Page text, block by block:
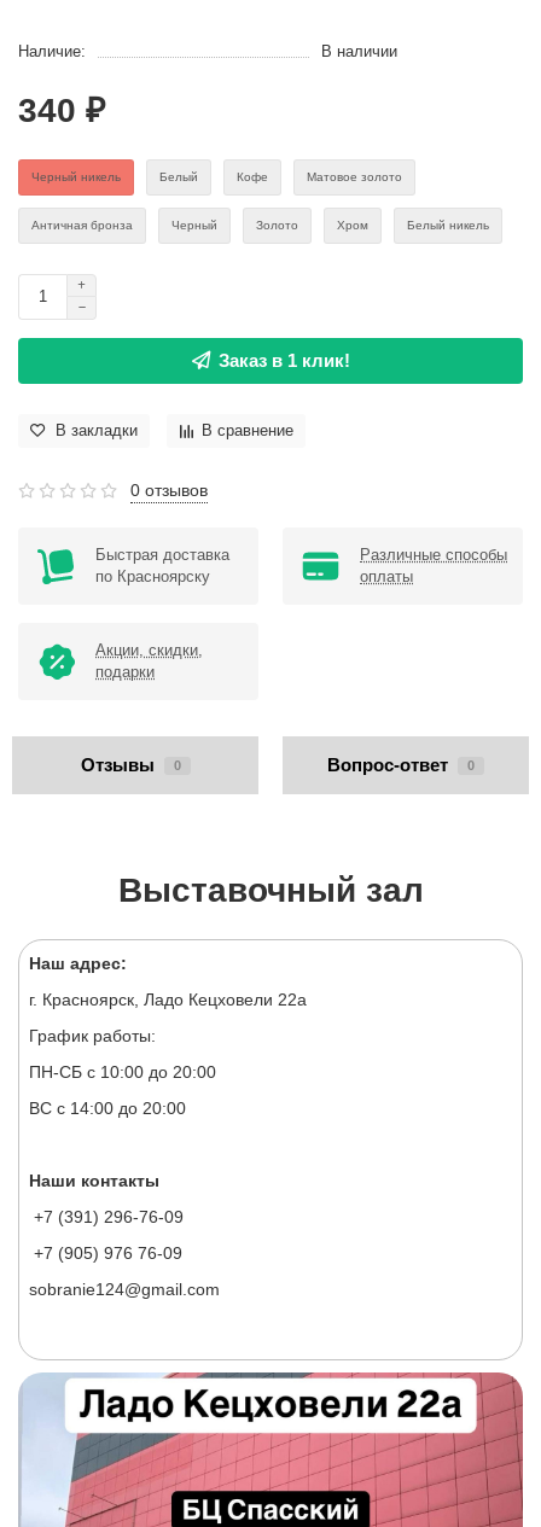
Наличие: В наличии
340 ₽
Черный никель Белый Кофе Матовое золото
Античная бронза Черный Золото Хром Белый никель
Заказ в 1 клик!
В закладки В сравнение
0 отзывов
Быстрая доставка
по Красноярску
Различные способы
оплаты
Акции, скидки,
подарки
Отзывы 0 Вопрос-ответ 0
Выставочный зал
Наш адрес:
г. Красноярск, Ладо Кецховели 22а
График работы:
ПН-СБ с 10:00 до 20:00
ВС с 14:00 до 20:00
Наши контакты
+7 (391) 296-76-09
+7 (905) 976 76-09
sobranie124@gmail.com